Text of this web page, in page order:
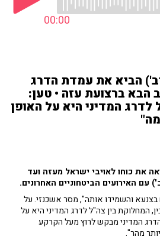
00:00
הביא את עמדת הדרג
הבא ברצועת עזה • טען:
לדרג המדיני היא על האופן
את כוחו לאויבי ישראל מעזה ועד
עם האירועים הביטחוניים האחרונים.
בצנעא והשמידו אותה", מסר אשכנזי. על
המחלוקת בין צה"ל לדרג המדיני היא על
המדיני מבקש לרוץ מעל הקרקע
מהר".